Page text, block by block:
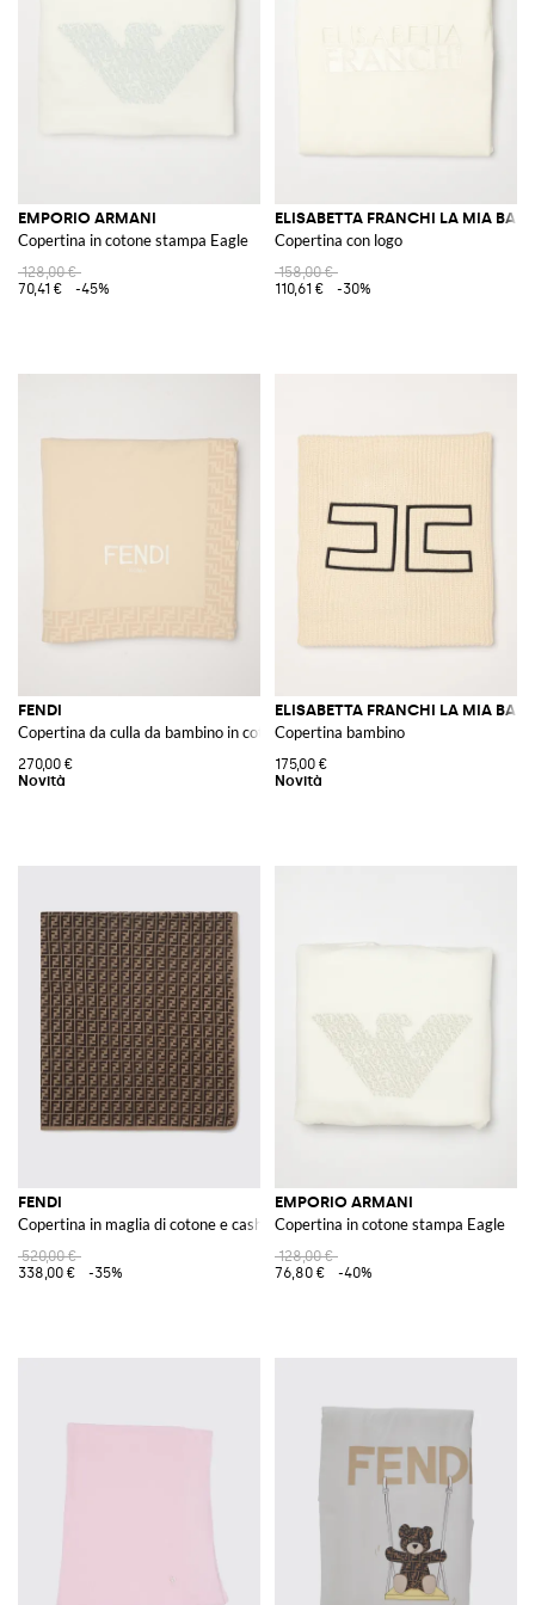
EMPORIO ARMANI
Copertina in cotone stampa Eagle
128,00 €
70,41 €
-45%
ELISABETTA FRANCHI LA MIA
Copertina con logo
158,00 €
110,61 €
-30%
FENDI
Copertina da culla da bambino in cotone con motivo FF jacquard
270,00 €
ELISABETTA FRANCHI LA MIA
Copertina bambino
175,00 €
FENDI
Copertina in maglia di cotone e cashmere con monogram FF jacquard
520,00 €
338,00 €
-35%
EMPORIO ARMANI
Copertina in cotone stampa Eagle
128,00 €
76,80 €
-40%